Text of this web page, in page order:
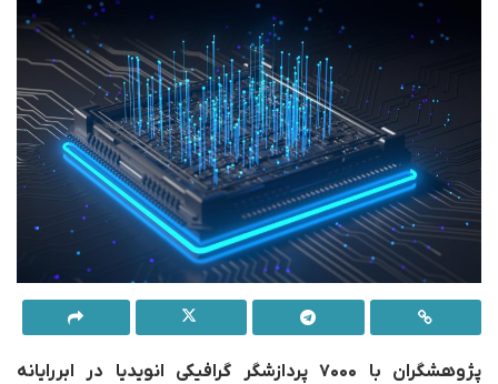
پژوهشگران با ۷۰۰۰ پردازشگر گرافیکی انویدیا در ابررایانه